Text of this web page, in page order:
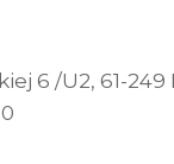
6 /U2, 61-249